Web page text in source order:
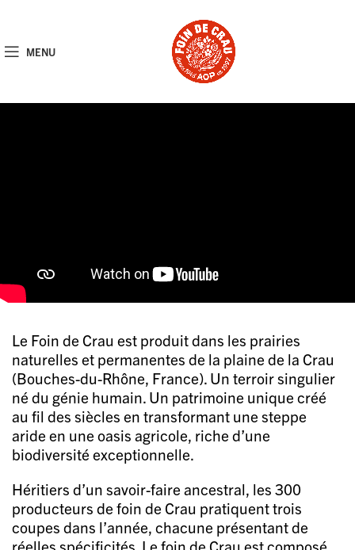
MENU
Le Foin de Crau est produit dans les prairies
naturelles et permanentes de la plaine de la Crau
(Bouches-du-Rhône, France). Un terroir singulier
né du génie humain. Un patrimoine unique créé
au fil des siècles en transformant une steppe
aride en une oasis agricole, riche d’une
biodiversité exceptionnelle.
Héritiers d’un savoir-faire ancestral, les 300
producteurs de foin de Crau pratiquent trois
coupes dans l’année, chacune présentant de
réelles spécificités. Le foin de Crau est composé